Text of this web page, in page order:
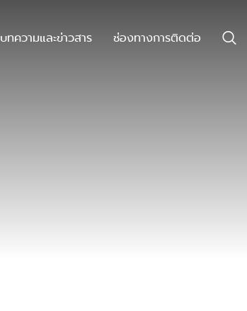
บทความและข่าวสาร ช่องทางการติดต่อ